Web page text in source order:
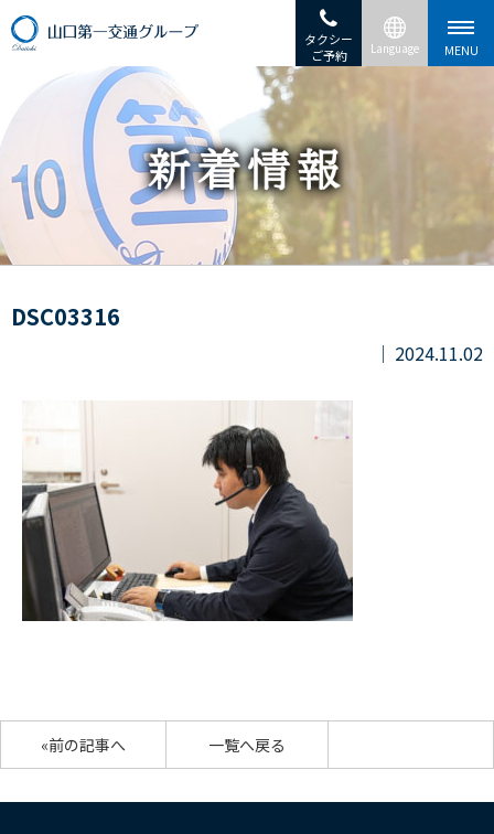
タクシー
ご予約
DSC03316
2024.11.02
«前の記事へ 一覧へ戻る